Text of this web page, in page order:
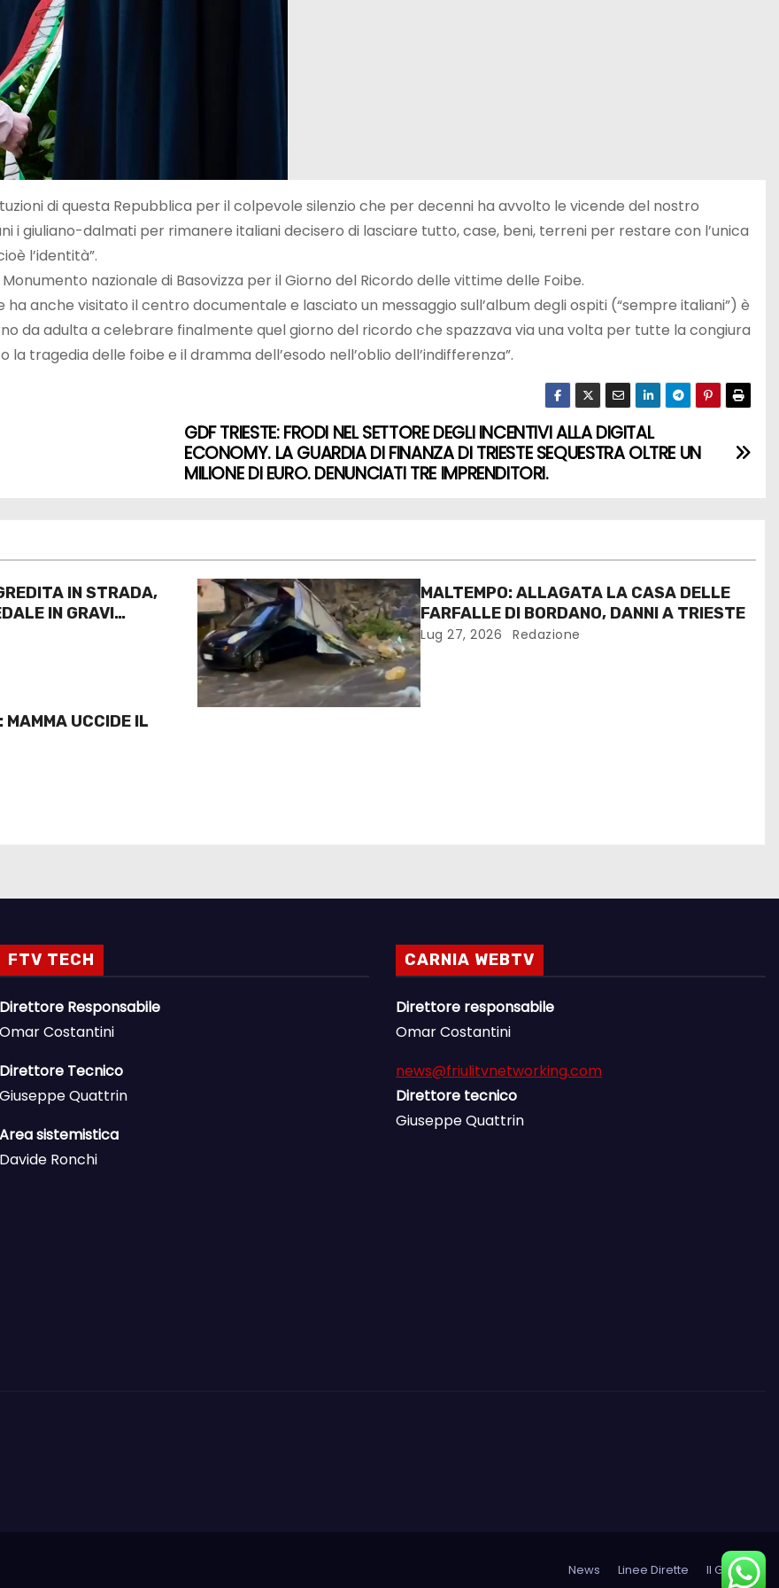
di questa Repubblica per il colpevole silenzio che per decenni ha avvolto le vicende del nostro
i giuliano-dalmati per rimanere italiani decisero di lasciare tutto, case, beni, terreni per restare con l’unica
l’identità”.
nazionale di Basovizza per il Giorno del Ricordo delle vittime delle Foibe.
anche visitato il centro documentale e lasciato un messaggio sull’album degli ospiti (“sempre italiani”) è
da adulta a celebrare finalmente quel giorno del ricordo che spazzava via una volta per tutte la congiura
tragedia delle foibe e il dramma dell’esodo nell’oblio dell’indifferenza”.
GDF TRIESTE: FRODI NEL SETTORE DEGLI INCENTIVI ALLA DIGITAL
ECONOMY. LA GUARDIA DI FINANZA DI TRIESTE SEQUESTRA OLTRE UN
MILIONE DI EURO. DENUNCIATI TRE IMPRENDITORI.
IN STRADA,
IN GRAVI
MALTEMPO: ALLAGATA LA CASA DELLE
FARFALLE DI BORDANO, DANNI A TRIESTE
Lug 27, 2026 Redazione
MAMMA UCCIDE IL
FTV TECH
Direttore Responsabile
Omar Costantini
Direttore Tecnico
Giuseppe Quattrin
Area sistemistica
Davide Ronchi
CARNIA WEBTV
Direttore responsabile
Omar Costantini
news@friulitvnetworking.com
Direttore tecnico
Giuseppe Quattrin
News Linee Dirette Il Gruppo